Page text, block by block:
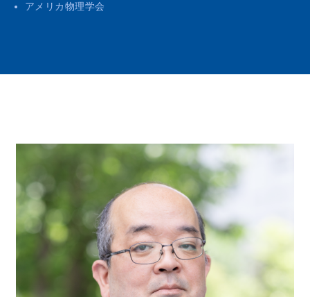
アメリカ物理学会